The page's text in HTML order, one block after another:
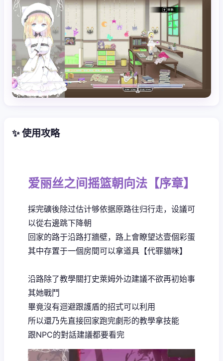
✨ 使用攻略
爱丽丝之间摇篮朝向法【序章】
採完礦後除过估计够依据原路往归行走，设議可
以從右邊跳下降朝
回家的路于沿路打牆壁，路上會瞭望达壹個彩蛋
其中存置于一個房間可以拿道具【代罪貓咪】
沿路除了教學關打史萊姆外边建議不欲再初始事
其她戰鬥
畢竟沒有迴避跟護盾的招式可以利用
所以還乃先直接回家跑完劇形的教學拿技能
跟NPC的對話建議都要看完